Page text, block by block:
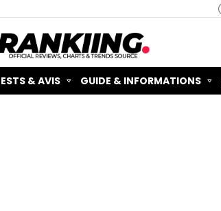
& AVIS GUIDE & INFORMATIONS